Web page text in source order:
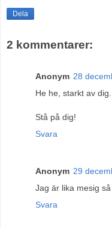
Dela
2 kommentarer:
Anonym 28
He he, starkt av
Stå på dig!
Svara
Anonym 29
Jag är lika mesig
Svara